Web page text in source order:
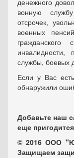
денежного
вонную
отсрочек,
военных
инвалидности,
службы, боевых
Если у Вас
обнаружили
Добавьте наш
еще
© 2016 ООО
Защищаем